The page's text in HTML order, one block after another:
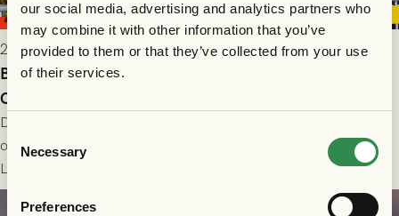
our social media, advertising and analytics partners who
may combine it with other information that you’ve
provided to them or that they’ve collected from your use
of their services.
Selection
Necessary
Preferences
2026-08-07 10:11
Biljettinformation: Husqvarna FF - GAIS i Svenska
Cupen 27/8
Det är dags för GAIS att gå in i Svenska Cupen 2026/2027,
och vi gör det med en bortamatch mot division 2-laget
Husqvarna FF. Häng med och stötta grönsvart på plats!
Läs mer